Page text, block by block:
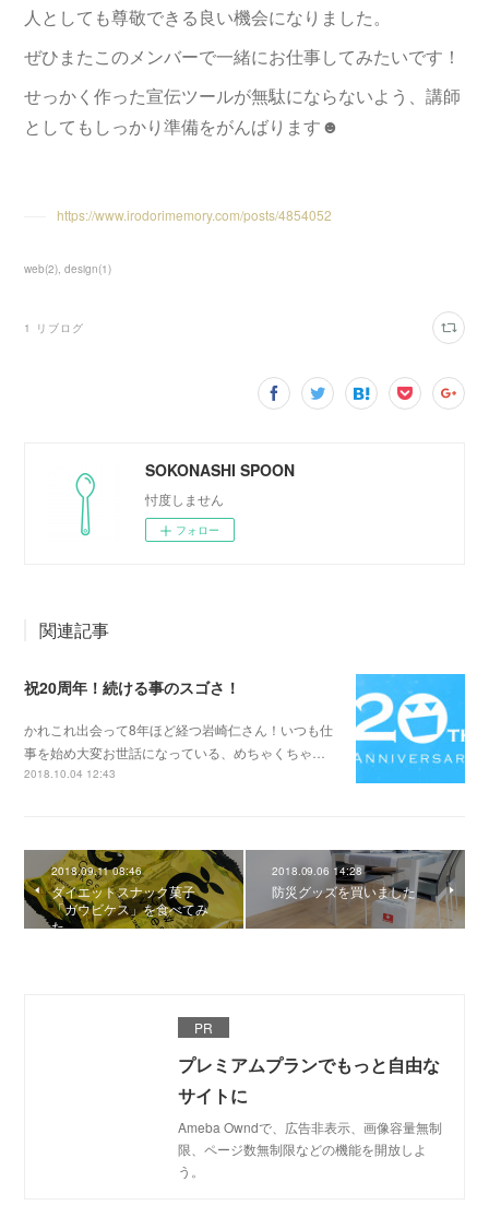
人としても尊敬できる良い機会になりました。
ぜひまたこのメンバーで一緒にお仕事してみたいです！
せっかく作った宣伝ツールが無駄にならないよう、講師
としてもしっかり準備をがんばります☻
https://www.irodorimemory.com/posts/4854052
web(2) design(1)
1 リブログ
SOKONASHI SPOON
忖度しません
フォロー
関連記事
祝20周年！続ける事のスゴさ！
かれこれ出会って8年ほど経つ岩崎仁さん！いつも仕
事を始め大変お世話になっている、めちゃくちゃ…
2018.10.04 12:43
2018.09.11 08:46
ダイエットスナック菓子
「ガウビケス」を食べてみ
た
2018.09.06 14:28
防災グッズを買いました
PR
プレミアムプランでもっと自由な
サイトに
Ameba Owndで、広告非表示、画像容量無制
限、ページ数無制限などの機能を開放しよ
う。